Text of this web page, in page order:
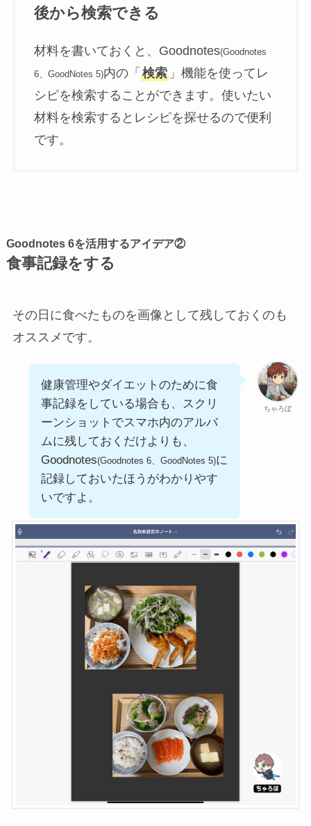
後から検索できる
材料を書いておくと、Goodnotes(Goodnotes
6、GoodNotes 5)内の「 検索」機能を使ってレ
シピを検索することができます。使いたい
材料を検索するとレシピを探せるので便利
です。
Goodnotes 6を活用するアイデア②
食事記録をする
その日に食べたものを画像として残しておくのも
オススメです。
ちゃろぼ
健康管理やダイエットのために食
事記録をしている場合も、スクリ
ーンショットでスマホ内のアルバ
ムに残しておくだけよりも、
Goodnotes(Goodnotes 6、GoodNotes 5)に
記録しておいたほうがわかりやす
いですよ。